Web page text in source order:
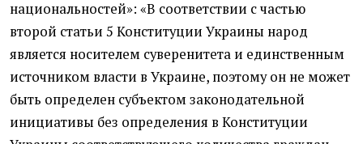
национальностей»: «В соответствии с частью
второй статьи 5 Конституции Украины народ
является носителем суверенитета и единственным
источником власти в Украине, поэтому он не может
быть определен субъектом законодательной
инициативы без определения в Конституции